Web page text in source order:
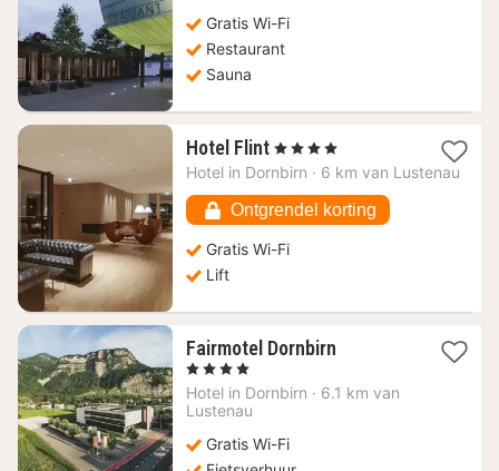
€
Gratis Wi-Fi
Restaurant
Sauna
Hotel Flint 1
nacht
100,91
€
, 4 Sterren
Hotel in Dornbirn · 6 km van Lustenau
Ontgrendel korting
Gratis Wi-Fi
Lift
Fairmotel Dornbirn1
vanaf
, 4 Sterren
Hotel in Dornbirn · 6.1 km van
Lustenau
Gratis Wi-Fi